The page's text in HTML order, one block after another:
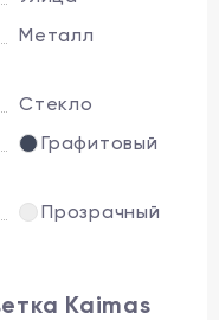
Металл
Стекло
Графитовый
Прозрачный
Kaimas